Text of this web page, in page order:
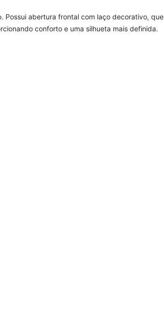
Possui abertura frontal com laço decorativo, que
conforto e uma silhueta mais definida.